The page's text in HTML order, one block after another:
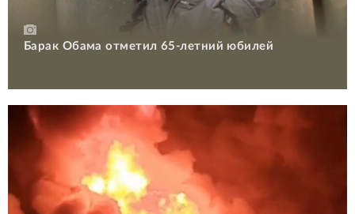
Барак Обама отметил 65-летний юбилей